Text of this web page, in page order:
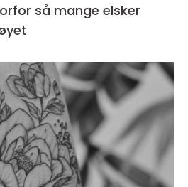
så mange elsker